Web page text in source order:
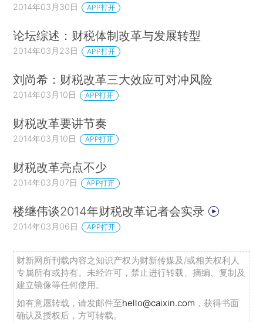
2014年03月30日 APP打开
论坛综述：财税体制改革与发展转型
2014年03月23日 APP打开
刘尚希：财税改革三大效应可对冲风险
2014年03月10日 APP打开
财税改革要讲节奏
2014年03月10日 APP打开
财税改革亮点不少
2014年03月07日 APP打开
楼继伟谈2014年财税改革记者会实录
2014年03月06日 APP打开
财新网所刊载内容之知识产权为财新传媒及/或相关权利人
专属所有或持有。未经许可，禁止进行转载、摘编、复制及
建立镜像等任何使用。
如有意愿转载，请发邮件至hello@caixin.com ，获得书面
确认及授权后，方可转载。